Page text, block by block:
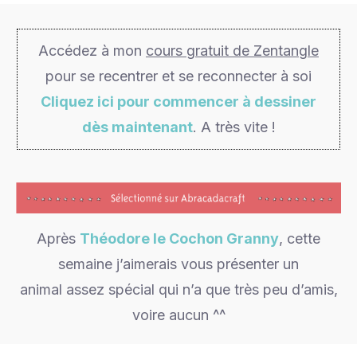
Accédez à mon cours gratuit de Zentangle
pour se recentrer et se reconnecter à soi
Cliquez ici pour commencer à dessiner
dès maintenant. A très vite !
Après Théodore le Cochon Granny, cette
semaine j’aimerais vous présenter un
animal assez spécial qui n’a que très peu d’amis,
voire aucun ^^